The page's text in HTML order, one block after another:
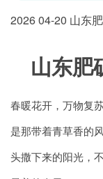
202604-20 山东
山东肥
春暖花开，万物复
是那带着青草香的
头撒下来的阳光，